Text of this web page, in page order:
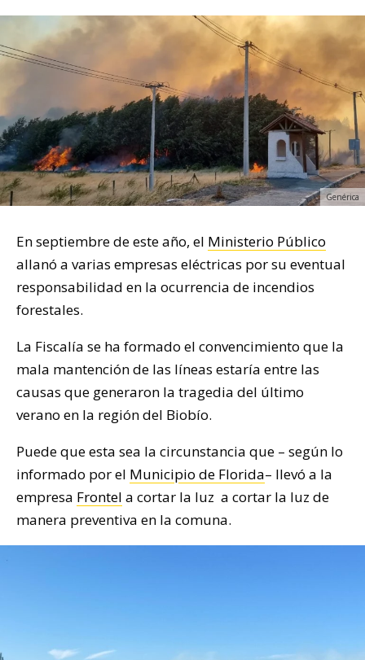
Genérica
En septiembre de este año, el Ministerio Público
allanó a varias empresas eléctricas por su eventual
responsabilidad en la ocurrencia de incendios
forestales.
La Fiscalía se ha formado el convencimiento que la
mala mantención de las líneas estaría entre las
causas que generaron la tragedia del último
verano en la región del Biobío.
Puede que esta sea la circunstancia que – según lo
informado por el Municipio de Florida– llevó a la
empresa Frontel a cortar la luz a cortar la luz de
manera preventiva en la comuna.